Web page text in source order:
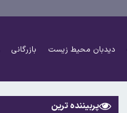
دیدبان محیط زیست بازرگانی
پربیننده ترین